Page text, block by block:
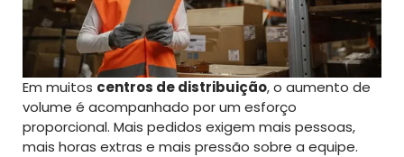
Em muitos centros de distribuição, o aumento de
volume é acompanhado por um esforço
proporcional. Mais pedidos exigem mais pessoas,
mais horas extras e mais pressão sobre a equipe.